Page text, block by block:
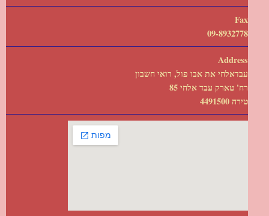
Fax
09-8932778
Address
עבדאלחי את אבו פול, רואי חשבון
רח' טארק עבד אלחי 85
טירה 4491500